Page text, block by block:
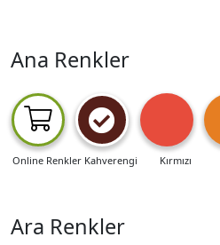
Ana Renkler
Online Renkler Kahverengi Kırmızı
Ara Renkler